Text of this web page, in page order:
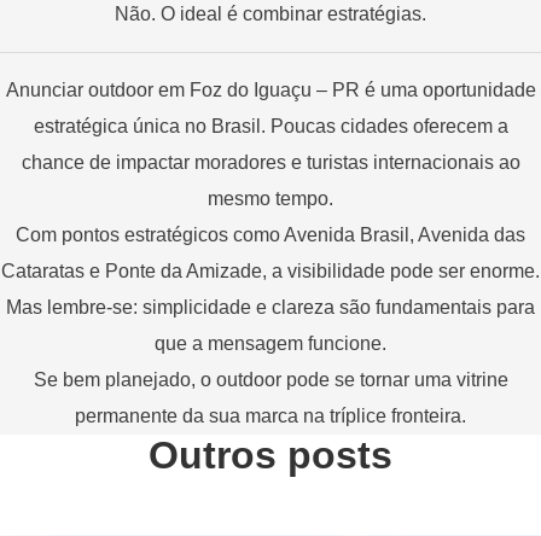
Não. O ideal é combinar estratégias.
Anunciar outdoor em Foz do Iguaçu – PR é uma oportunidade
estratégica única no Brasil. Poucas cidades oferecem a
chance de impactar moradores e turistas internacionais ao
mesmo tempo.
Com pontos estratégicos como Avenida Brasil, Avenida das
Cataratas e Ponte da Amizade, a visibilidade pode ser enorme.
Mas lembre-se: simplicidade e clareza são fundamentais para
que a mensagem funcione.
Se bem planejado, o outdoor pode se tornar uma vitrine
permanente da sua marca na tríplice fronteira.
Outros posts